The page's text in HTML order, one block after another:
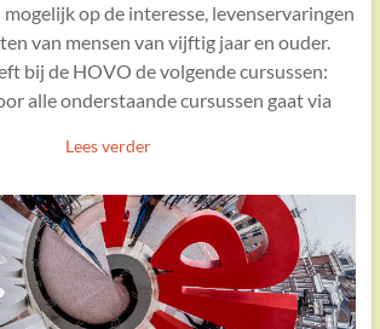
op de interesse, levenservaringen
van mensen van vijftig jaar en ouder.
bij de HOVO de volgende cursussen:
alle onderstaande cursussen gaat via
Lees verder